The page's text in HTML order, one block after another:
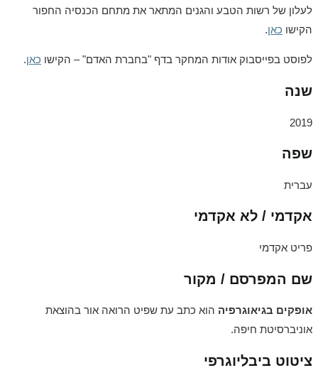
לעלון של רשות הטבע והגנים המתאר את מתחם הכנסיה החפור
הקישו כאן.
לפוסט בפייסבוק אודות המחקר בדף "בחברת האדם" – הקישו כאן.
שנה
2019
שפה
עברית
אקדמי / לא אקדמי
פריט אקדמי
שם המפרסם / מקור
אופקים בגיאוגרפיה הוא כתב עת שפיט הרואה אור בהוצאת
אוניברסיטת חיפה.
ציטוט ביבליוגרפי